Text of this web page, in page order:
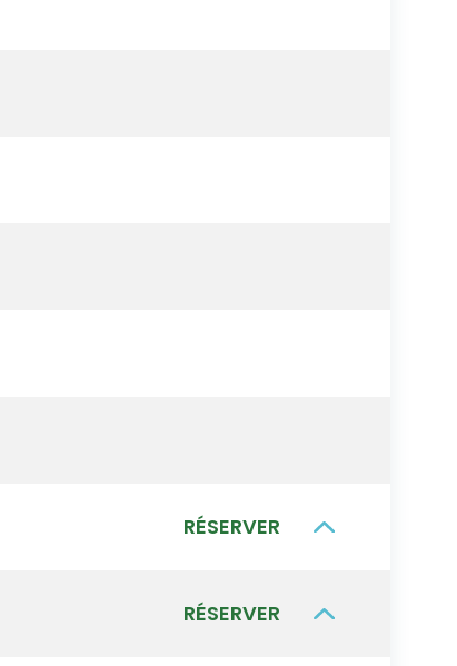
RÉSERVER
RÉSERVER